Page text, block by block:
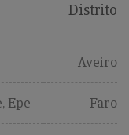
Distrito
Aveiro
Epe Faro